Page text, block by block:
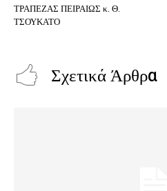
ΤΡΑΠΕΖΑΣ ΠΕΙΡΑΙΩΣ κ. Θ.
ΤΣΟΥΚΑΤΟ
Σχετικά Άρθρα